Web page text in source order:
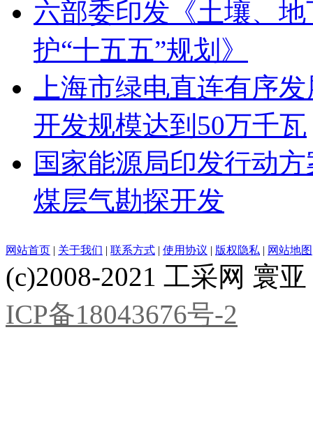
六部委印发《土壤、
护“十五五”规划》
上海市绿电直连有序
开发规模达到50万千瓦
国家能源局印发行动
煤层气勘探开发
网站首页 | 关于我们 | 联系方式 | 使用协议 | 版权隐私 | 网站地图
(c)2008-2021 工采网 寰
ICP备18043676号-2